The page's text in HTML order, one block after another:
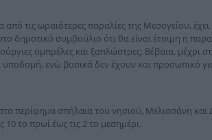
τις ωραιότερες παραλίες της Μεσογείου, έχει
δημοτικό συμβούλιο ότι θα είναι έτοιμη η
ομπρέλες και ξαπλώστρες. Βέβαια, μέχρι
υποδομή, ενώ βασικά δεν έχουν και προσωπικό
περίφημα σπήλαια του νησιού, Μελισσάνη
το πρωί έως τις 2 το μεσημέρι.